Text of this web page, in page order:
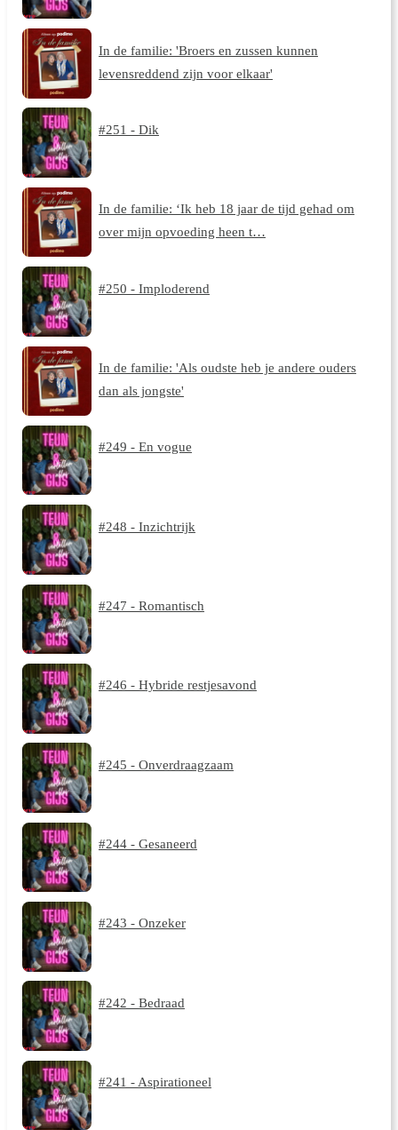
In de familie: 'Broers en zussen kunnen
levensreddend zijn voor elkaar'
#251 - Dik
In de familie: ‘Ik heb 18 jaar de tijd gehad om
over mijn opvoeding heen t…
#250 - Imploderend
In de familie: 'Als oudste heb je andere ouders
dan als jongste'
#249 - En vogue
#248 - Inzichtrijk
#247 - Romantisch
#246 - Hybride restjesavond
#245 - Onverdraagzaam
#244 - Gesaneerd
#243 - Onzeker
#242 - Bedraad
#241 - Aspirationeel